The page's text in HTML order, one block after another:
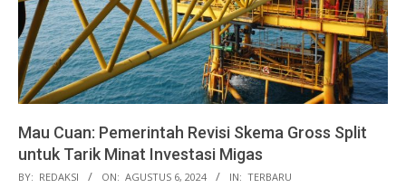
Mau Cuan: Pemerintah Revisi Skema Gross Split
untuk Tarik Minat Investasi Migas
2024-
BY: REDAKSI ON: AGUSTUS 6, 2024 IN: TERBARU